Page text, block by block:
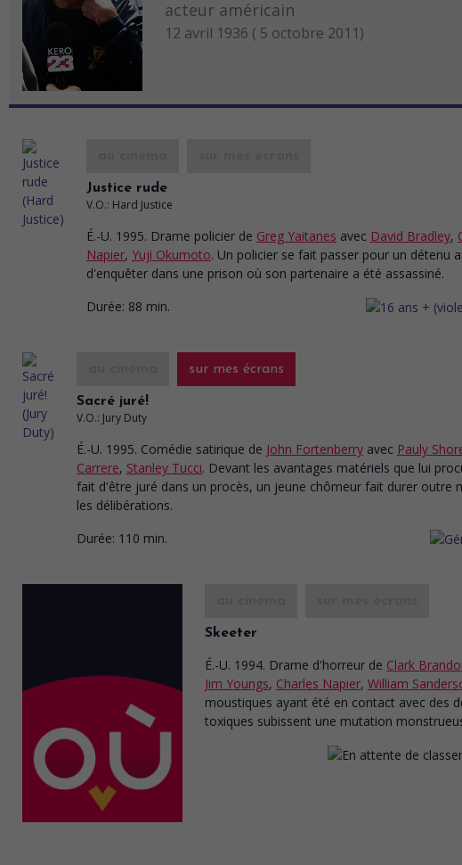
acteur américain
12 avril 1936 ( 5 octobre 2011)
Justice rude
V.O.: Hard Justice
É.-U. 1995. Drame policier de Greg Yaitanes avec David Bradley,
Napier, Yuji Okumoto. Un policier se fait passer pour un détenu
d'enquêter dans une prison où son partenaire a été assassiné.
Durée: 88 min.
sur mes écrans
Sacré juré!
V.O.: Jury Duty
É.-U. 1995. Comédie satirique de John Fortenberry avec Pauly
Carrere, Stanley Tucci. Devant les avantages matériels que lui
fait d'être juré dans un procès, un jeune chômeur fait durer outre
les délibérations.
Durée: 110 min.
Skeeter
É.-U. 1994. Drame d'horreur de Clark
Jim Youngs, Charles Napier, William
moustiques ayant été en contact avec des
toxiques subissent une mutation